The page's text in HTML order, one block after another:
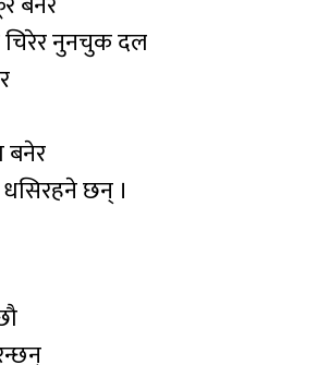
चिरेर नुनचुक दल
बनेर
धसिरहने छन् ।